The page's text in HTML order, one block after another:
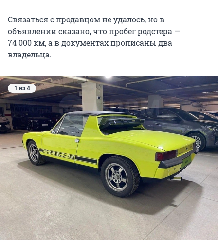
Связаться с продавцом не удалось, но в
объявлении сказано, что пробег родстера —
74 000 км, а в документах прописаны два
владельца.
1 из 4